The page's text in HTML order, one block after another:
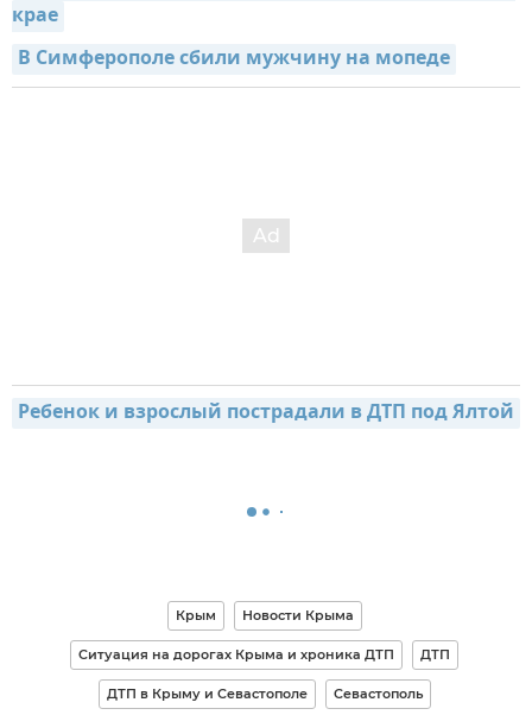
крае
В Симферополе сбили мужчину на мопеде
Ребенок и взрослый пострадали в ДТП под Ялтой
Крым Новости Крыма
Ситуация на дорогах Крыма и хроника ДТП ДТП
ДТП в Крыму и Севастополе Севастополь